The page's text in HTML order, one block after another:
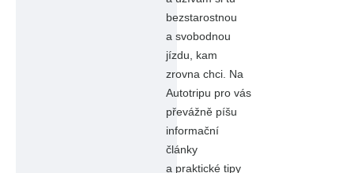
bezstarostnou
a svobodnou
jízdu, kam
zrovna chci. Na
Autotripu pro vás
převážně píšu
informační
články
a praktické tipy